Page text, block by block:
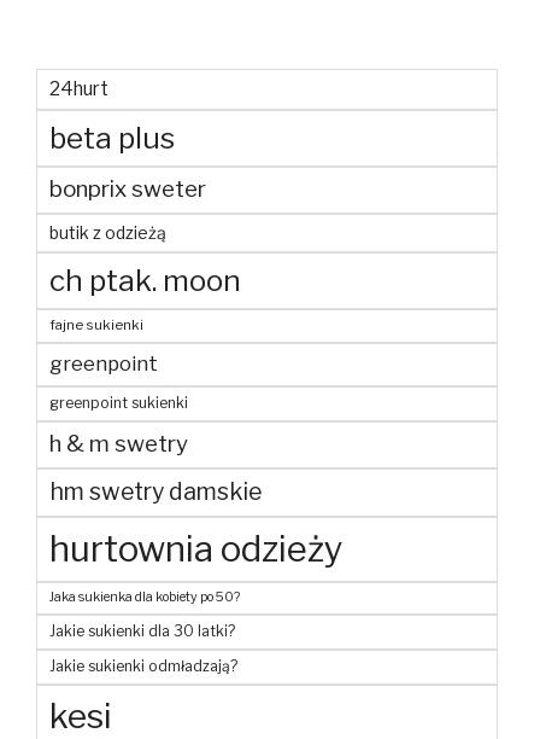
24hurt
beta plus
bonprix sweter
butik z odzieżą
ch ptak. moon
fajne sukienki
greenpoint
greenpoint sukienki
h & m swetry
hm swetry damskie
hurtownia odzieży
Jaka sukienka dla kobiety po 50?
Jakie sukienki dla 30 latki?
Jakie sukienki odmładzają?
kesi